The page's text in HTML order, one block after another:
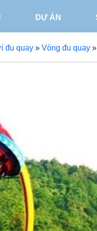
DỰ ÁN
đu quay » Vòng đu quay »